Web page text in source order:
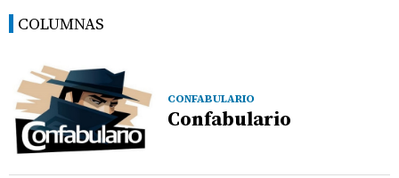
COLUMNAS
CONFABULARIO
Confabulario